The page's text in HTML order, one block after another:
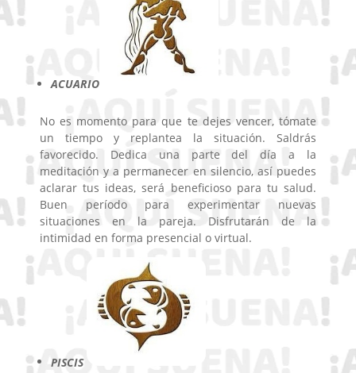
ACUARIO
No es momento para que te dejes vencer, tómate
un tiempo y replantea la situación. Saldrás
favorecido. Dedica una parte del día a la
meditación y a permanecer en silencio, así puedes
aclarar tus ideas, será beneficioso para tu salud.
Buen período para experimentar nuevas
situaciones en la pareja. Disfrutarán de la
intimidad en forma presencial o virtual.
PISCIS